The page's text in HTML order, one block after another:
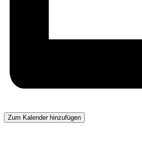
Zum Kalender hinzufügen